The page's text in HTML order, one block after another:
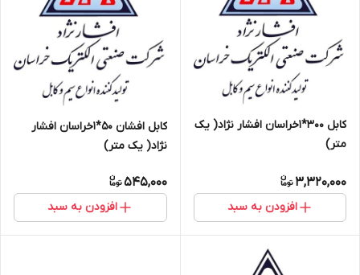
کابل 300*1خراسان افشار نژاد( یک
متر)
3,320,000
افزودن به سبد
کابل افشان 50*1خراسان افشار
نژاد( یک متر)
545,000
افزودن به سبد